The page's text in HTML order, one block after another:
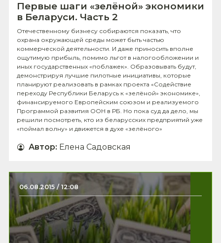
Первые шаги «зелёной» экономики
в Беларуси. Часть 2
Отечественному бизнесу собираются показать, что
охрана окружающей среды может быть частью
коммерческой деятельности. И даже приносить вполне
ощутимую прибыль, помимо льгот в налогообложении и
иных государственных «поблажек». Образовывать будут,
демонстрируя лучшие пилотные инициативы, которые
планируют реализовать в рамках проекта «Содействие
переходу Республики Беларусь к «зелёной» экономике»,
финансируемого Европейским союзом и реализуемого
Программой развития ООН в РБ. Но пока суд да дело, мы
решили посмотреть, кто из беларусских предприятий уже
«поймал волну» и движется в духе «зелёного»
Автор: Елена Садовская
06.08.2015 / 12:08